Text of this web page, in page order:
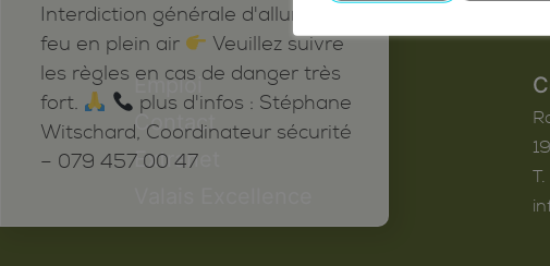
Emploi
Contact
Extranet
Interdiction générale d'allumer du
feu en plein air
Veuillez suivre
les règles en cas de danger très
fort.
plus d'infos : Stéphane
Witschard, Coordinateur sécurité
– 079 457 00 47